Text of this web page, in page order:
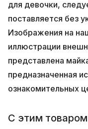
для девочки,
поставляется без
Изображения на
иллюстрации
представлена
предназначенная
ознакомительных
С этим